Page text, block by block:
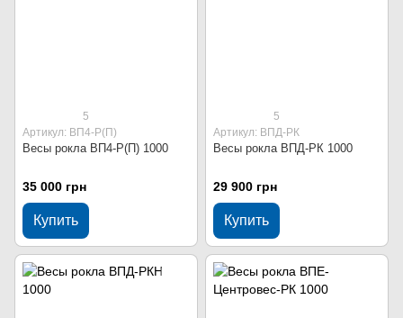
5
Артикул: ВП4-Р(П)
Весы рокла ВП4-Р(П) 1000
35 000 грн
Купить
5
Артикул: ВПД-РК
Весы рокла ВПД-РК 1000
29 900 грн
Купить